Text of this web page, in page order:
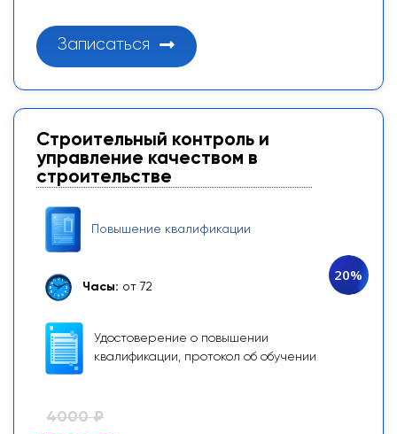
Записаться
Строительный контроль и
управление качеством в
строительстве
Повышение квалификации
Часы: от 72
Удостоверение о повышении
квалификации, протокол об обучении
20%
4000 ₽